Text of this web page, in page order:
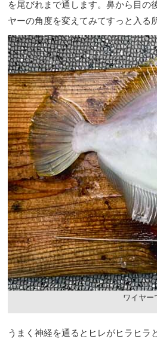
を尾びれまで通します。鼻から目の
ヤーの角度を変えてみてすっと入る
ワイヤー
うまく神経を通るとヒレがヒラヒラ